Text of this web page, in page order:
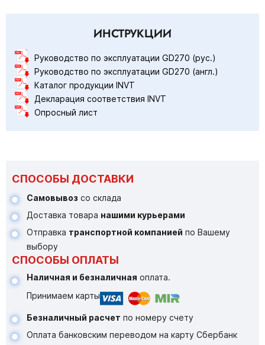
ИНСТРУКЦИИ
Руководство по эксплуатации GD270 (рус.)
Руководство по эксплуатации GD270 (англ.)
Каталог продукции INVT
Декларация соответствия INVT
Опросный лист
СПОСОБЫ ДОСТАВКИ
Самовывоз со склада
Доставка товара нашими курьерами
Отправка транспортной компанией по Вашему
выбору
СПОСОБЫ ОПЛАТЫ
Наличная и безналичная оплата.
Принимаем карты
Безналичный расчет по номеру счету
Оплата банковским переводом на карту Сбербанк